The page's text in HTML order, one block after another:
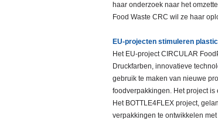
haar onderzoek naar het
Food Waste CRC wil ze haar
EU-projecten stimuleren
Het EU-project CIRCULAR
Druckfarben, innovatieve
gebruik te maken van nieuwe
foodverpakkingen. Het project
Het BOTTLE4FLEX project,
verpakkingen te ontwikkelen